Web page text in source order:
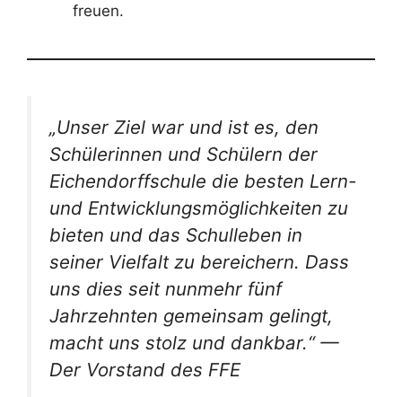
freuen.
„Unser Ziel war und ist es, den
Schülerinnen und Schülern der
Eichendorffschule die besten Lern-
und Entwicklungsmöglichkeiten zu
bieten und das Schulleben in
seiner Vielfalt zu bereichern. Dass
uns dies seit nunmehr fünf
Jahrzehnten gemeinsam gelingt,
macht uns stolz und dankbar.“ —
Der Vorstand des FFE